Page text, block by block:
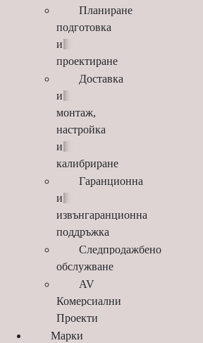
Планиране
подготовка
и
проектиране
Доставка
и
монтаж,
настройка
и
калибриране
Гаранционна
и
извънгаранционна
поддръжка
Следпродажбено
обслужване
AV
Комерсиални
Проекти
Марки